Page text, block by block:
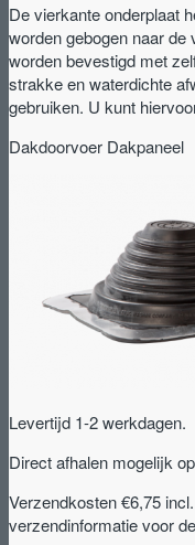
De vierkante onderplaat
worden gebogen naar
worden bevestigd met
strakke en waterdichte
gebruiken. U kunt
Dakdoorvoer Dakpaneel
Levertijd 1-2 werkdagen.
Direct afhalen mogelijk
Verzendkosten €6,75
verzendinformatie voor